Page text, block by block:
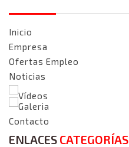
Inicio
Empresa
Ofertas Empleo
Noticias
Vídeos
Galeria
Contacto
ENLACES CATEGORÍAS